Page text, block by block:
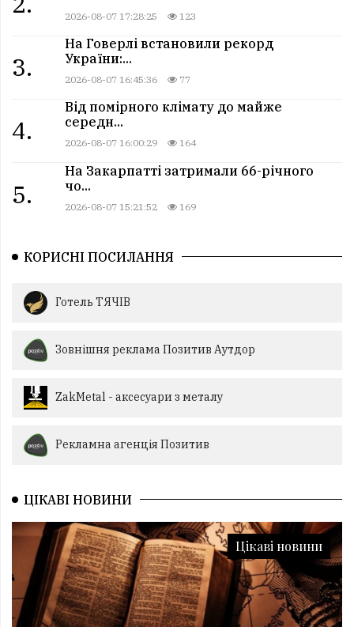
2026-08-07 17:28:25 123
3.
На Говерлі встановили рекорд
України:...
2026-08-07 16:45:36 77
4.
Від помірного клімату до майже
середн...
2026-08-07 16:00:29 164
5.
На Закарпатті затримали 66-річного
чо...
2026-08-07 15:21:52 169
КОРИСНІ ПОСИЛАННЯ
Готель ТЯЧІВ
Зовнішня реклама Позитив Аутдор
ZakMetal - аксесуари з металу
Рекламна агенція Позитив
ЦІКАВІ НОВИНИ
Цікаві новини